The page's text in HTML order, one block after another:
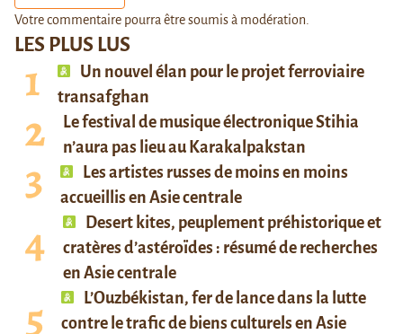
LES PLUS LUS
Un nouvel élan pour le projet ferroviaire
transafghan
Le festival de musique électronique Stihia
n’aura pas lieu au Karakalpakstan
Les artistes russes de moins en moins
accueillis en Asie centrale
Desert kites, peuplement préhistorique et
cratères d’astéroïdes : résumé de recherches
en Asie centrale
L’Ouzbékistan, fer de lance dans la lutte
contre le trafic de biens culturels en Asie
Votre commentaire pourra être soumis à modération.